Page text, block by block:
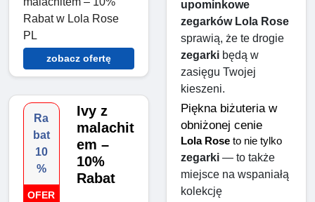
Rabat w Lola Rose
PL
zobacz ofertę
Ra
bat
10
%
OFER
Ivy z
malachit
em –
10%
Rabat
upominkowe
zegarków Lola Rose
zegarki będą w
zasięgu Twojej
kieszeni.
Piękna biżuteria w
obniżonej cenie
Lola Rose
zegarki — to także
miejsce na wspaniałą
kolekcję